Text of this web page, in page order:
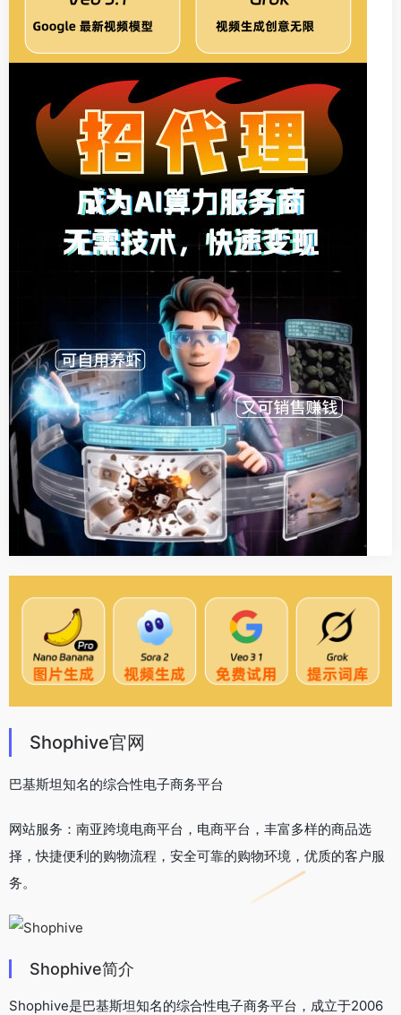
Shophive官网
巴基斯坦知名的综合性电子商务平台
网站服务：南亚跨境电商平台，电商平台，丰富多样的商品选
择，快捷便利的购物流程，安全可靠的购物环境，优质的客户服
务。
Shophive简介
Shophive是巴基斯坦知名的综合性电子商务平台，成立于2006